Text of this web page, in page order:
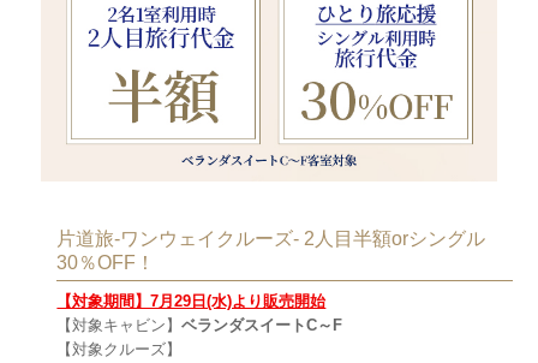
片道旅-ワンウェイクルーズ- 2人目半額orシングル
30％OFF！
【対象期間】7月29日(水)より販売開始
【対象キャビン】ベランダスイートC～F
【対象クルーズ】